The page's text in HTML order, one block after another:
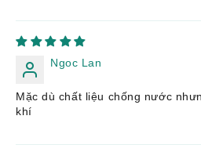
Ngoc Lan
Mặc dù chất liệu chống nước
khí